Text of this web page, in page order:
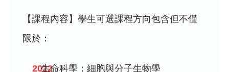
【課程內容】學生可選課程方向包含但不僅
限於：
生命科學：細胞與分子生物學